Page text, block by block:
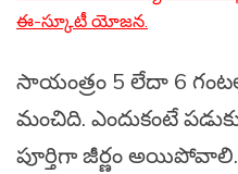
ఈ-స్కూటీ యోజన.
సాయంత్రం 5 లేదా 6
మంచిది. ఎందుకంటే
పూర్తిగా జీర్ణం